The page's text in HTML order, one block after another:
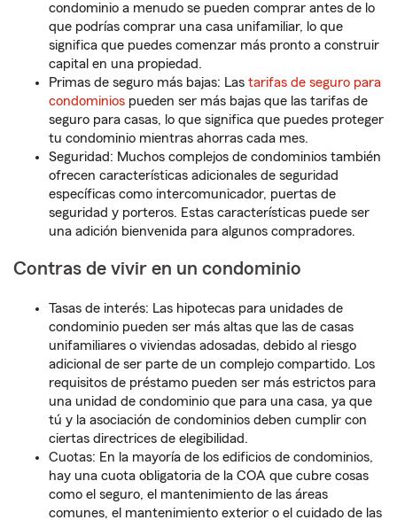
condominio a menudo se pueden comprar antes de lo
que podrías comprar una casa unifamiliar, lo que
significa que puedes comenzar más pronto a construir
capital en una propiedad.
Primas de seguro más bajas: Las tarifas de seguro para
condominios pueden ser más bajas que las tarifas de
seguro para casas, lo que significa que puedes proteger
tu condominio mientras ahorras cada mes.
Seguridad: Muchos complejos de condominios también
ofrecen características adicionales de seguridad
específicas como intercomunicador, puertas de
seguridad y porteros. Estas características puede ser
una adición bienvenida para algunos compradores.
Contras de vivir en un condominio
Tasas de interés: Las hipotecas para unidades de
condominio pueden ser más altas que las de casas
unifamiliares o viviendas adosadas, debido al riesgo
adicional de ser parte de un complejo compartido. Los
requisitos de préstamo pueden ser más estrictos para
una unidad de condominio que para una casa, ya que
tú y la asociación de condominios deben cumplir con
ciertas directrices de elegibilidad.
Cuotas: En la mayoría de los edificios de condominios,
hay una cuota obligatoria de la COA que cubre cosas
como el seguro, el mantenimiento de las áreas
comunes, el mantenimiento exterior o el cuidado de las